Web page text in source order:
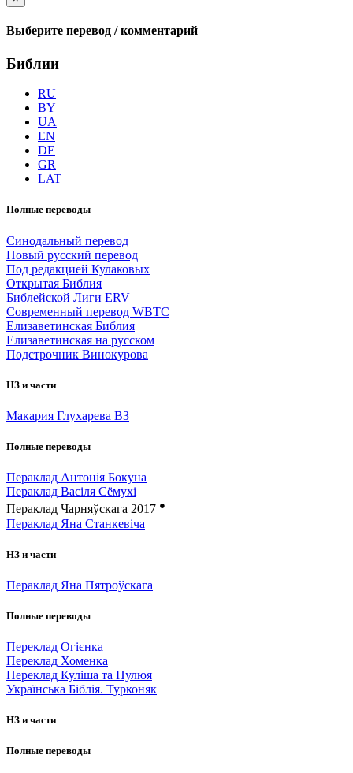
Выберите перевод / комментарий
Библии
RU
BY
UA
EN
DE
GR
LAT
Полные переводы
Синодальный перевод
Новый русский перевод
Под редакцией Кулаковых
Открытая Библия
Библейской Лиги ERV
Cовременный перевод WBTC
Елизаветинская Библия
Елизаветинская на русском
Подстрочник Винокурова
НЗ и части
Макария Глухарева ВЗ
Полные переводы
Пераклад Антонія Бокуна
Пераклад Васіля Сёмухі
Пераклад Чарняўскага 2017 ●
Пераклад Яна Станкевіча
НЗ и части
Пераклад Яна Пятроўскага
Полные переводы
Переклад Огієнка
Переклад Хоменка
Переклад Куліша та Пулюя
Українська Біблія. Турконяк
НЗ и части
Полные переводы